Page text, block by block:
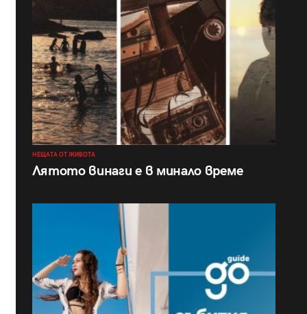
НЕЩАТА ОТ ЖИВОТА
Лятото винаги е в минало време